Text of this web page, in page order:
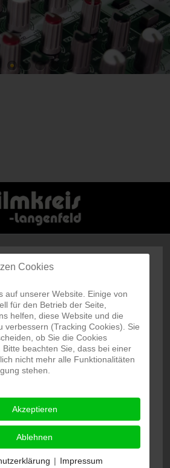
Sinne der Europäischen
sowie des
EGG, § 6 MDStV):
langenfeld.de
langenfeld.de
ist eine nicht kommerzielle
Cookies
auf unserer Website. Einige von
für den Betrieb der Seite,
helfen, diese Website und die
verbessern (Tracking Cookies). Sie
ob Sie die Cookies
beachten Sie, dass bei einer
nicht mehr alle Funktionalitäten
stehen.
Akzeptieren
Ablehnen
| Impressum